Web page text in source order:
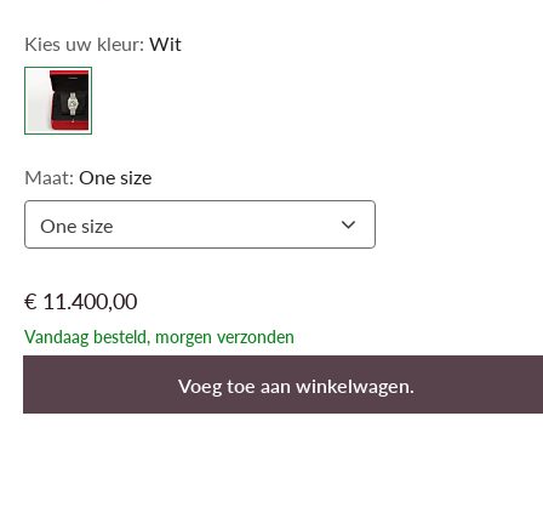
Kies uw kleur: Wit
Maat: One size
One size
€ 11.400,00
Vandaag besteld, morgen verzonden
Voeg toe aan winkelwagen.